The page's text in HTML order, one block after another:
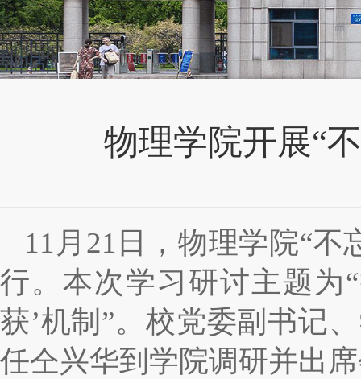
物理学院开展“
11 月 21 日，物理学院“不
行。本次学习研讨主题为
获’机制”。校党委副书记
任仝兴华到学院调研并出